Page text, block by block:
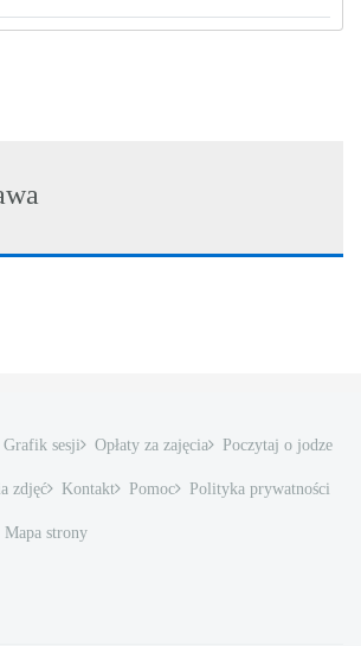
Grafik sesji Opłaty za zajęcia Poczytaj o jodze
zdjęć Kontakt Pomoc Polityka prywatności
Mapa strony